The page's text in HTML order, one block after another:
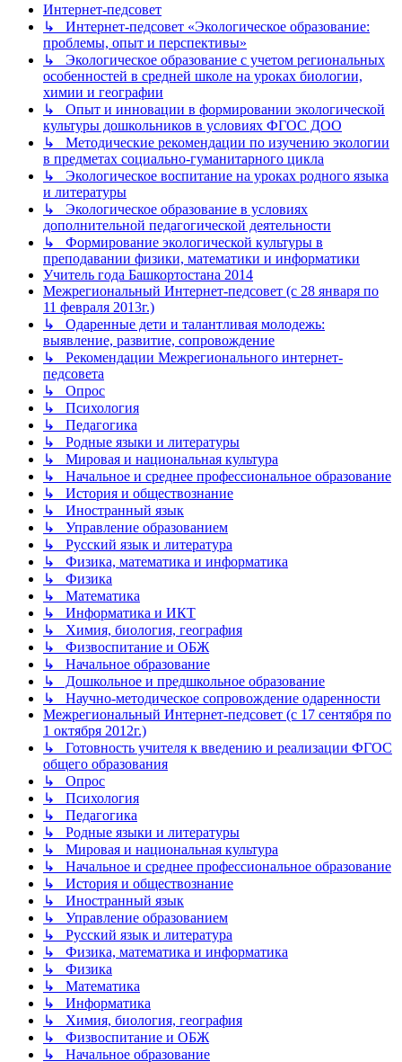
Интернет-педсовет
↳ Интернет-педсовет «Экологическое образование:
проблемы, опыт и перспективы»
↳ Экологическое образование с учетом региональных
особенностей в средней школе на уроках биологии,
химии и географии
↳ Опыт и инновации в формировании экологической
культуры дошкольников в условиях ФГОС ДОО
↳ Методические рекомендации по изучению экологии
в предметах социально-гуманитарного цикла
↳ Экологическое воспитание на уроках родного языка
и литературы
↳ Экологическое образование в условиях
дополнительной педагогической деятельности
↳ Формирование экологической культуры в
преподавании физики, математики и информатики
Учитель года Башкортостана 2014
Межрегиональный Интернет-педсовет (с 28 января по
11 февраля 2013г.)
↳ Одаренные дети и талантливая молодежь:
выявление, развитие, сопровождение
↳ Рекомендации Межрегионального интернет-
педсовета
↳ Опрос
↳ Психология
↳ Педагогика
↳ Родные языки и литературы
↳ Мировая и национальная культура
↳ Начальное и среднее профессиональное образование
↳ История и обществознание
↳ Иностранный язык
↳ Управление образованием
↳ Русский язык и литература
↳ Физика, математика и информатика
↳ Физика
↳ Математика
↳ Информатика и ИКТ
↳ Химия, биология, география
↳ Физвоспитание и ОБЖ
↳ Начальное образование
↳ Дошкольное и предшкольное образование
↳ Научно-методическое сопровождение одаренности
Межрегиональный Интернет-педсовет (с 17 сентября по
1 октября 2012г.)
↳ Готовность учителя к введению и реализации ФГОС
общего образования
↳ Опрос
↳ Психология
↳ Педагогика
↳ Родные языки и литературы
↳ Мировая и национальная культура
↳ Начальное и среднее профессиональное образование
↳ История и обществознание
↳ Иностранный язык
↳ Управление образованием
↳ Русский язык и литература
↳ Физика, математика и информатика
↳ Физика
↳ Математика
↳ Информатика
↳ Химия, биология, география
↳ Физвоспитание и ОБЖ
↳ Начальное образование